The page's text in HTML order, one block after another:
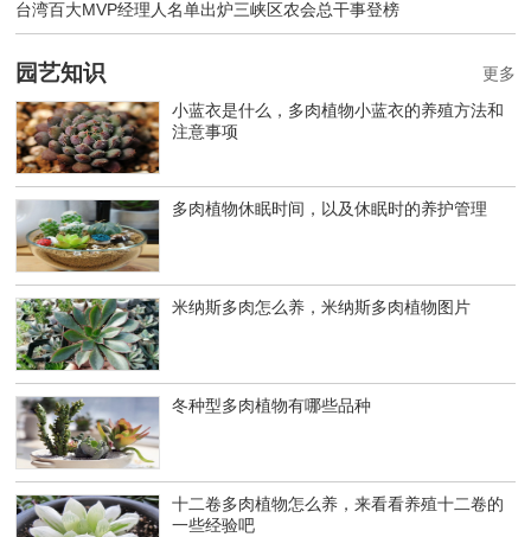
台湾百大MVP经理人名单出炉三峡区农会总干事登榜
园艺知识
小蓝衣是什么，多肉植物小蓝衣的养殖方法和
注意事项
多肉植物休眠时间，以及休眠时的养护管理
米纳斯多肉怎么养，米纳斯多肉植物图片
冬种型多肉植物有哪些品种
十二卷多肉植物怎么养，来看看养殖十二卷的
一些经验吧
更多